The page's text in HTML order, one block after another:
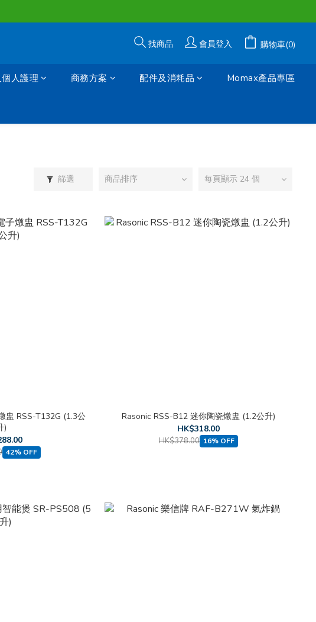
服務。
服務。
找商品 會員登入 購物車(0)
人護理 商務方案 配件及消耗品 Momax產品專區
篩選 商品排序 每頁顯示 24 個
盅 RSS-T132G (1.3公
)
42% OFF
Rasonic RSS-B12 迷你陶瓷燉盅 (1.2公升)
HK$318.00
HK$378.00 16% OFF